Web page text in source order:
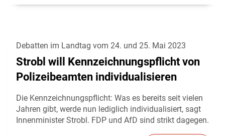
Debatten im Landtag vom 24. und 25. Mai 2023
Strobl will Kennzeichnungspflicht von
Polizeibeamten individualisieren
Die Kennzeichnungspflicht: Was es bereits seit vielen
Jahren gibt, werde nun lediglich individualisiert, sagt
Innenminister Strobl. FDP und AfD sind strikt dagegen.